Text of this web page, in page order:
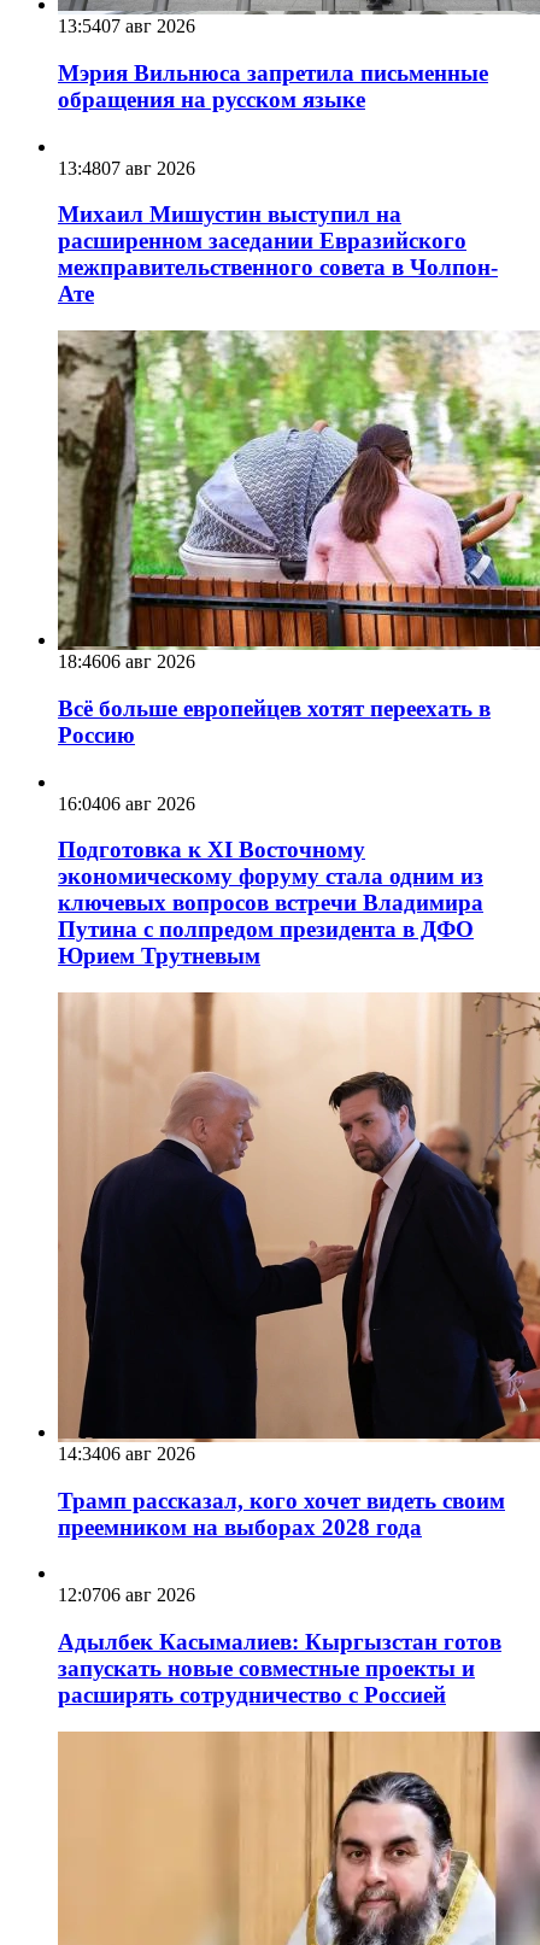
13:5407 авг 2026
Мэрия Вильнюса запретила письменные
обращения на русском языке
13:4807 авг 2026
Михаил Мишустин выступил на
расширенном заседании Евразийского
межправительственного совета в Чолпон-
Ате
18:4606 авг 2026
Всё больше европейцев хотят переехать в
Россию
16:0406 авг 2026
Подготовка к XI Восточному
экономическому форуму стала одним из
ключевых вопросов встречи Владимира
Путина с полпредом президента в ДФО
Юрием Трутневым
14:3406 авг 2026
Трамп рассказал, кого хочет видеть своим
преемником на выборах 2028 года
12:0706 авг 2026
Адылбек Касымалиев: Кыргызстан готов
запускать новые совместные проекты и
расширять сотрудничество с Россией